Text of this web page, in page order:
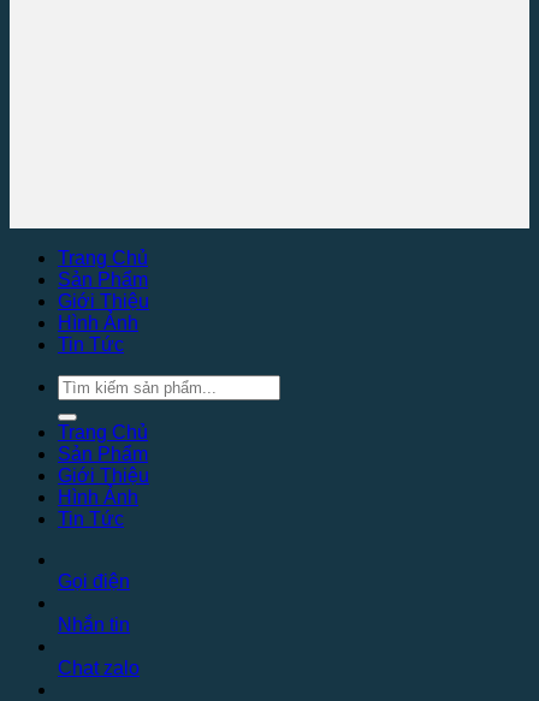
Trang Chủ
Sản Phẩm
Giới Thiệu
Hình Ảnh
Tin Tức
Tìm
kiếm:
Trang Chủ
Sản Phẩm
Giới Thiệu
Hình Ảnh
Tin Tức
Gọi điện
Nhắn tin
Chat zalo